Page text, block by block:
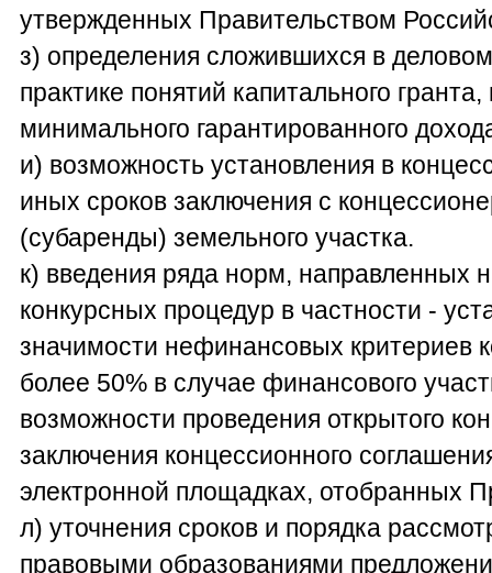
утвержденных Правительством
з) определения сложившихся в
практике понятий капитального
минимального гарантированного
и) возможность установления в
иных сроков заключения с
(субаренды) земельного участка.
к) введения ряда норм, направленных
конкурсных процедур в частности -
значимости нефинансовых критериев
более 50% в случае финансового
возможности проведения открытого
заключения концессионного
электронной площадках, отобранных
л) уточнения сроков и порядка
правовыми образованиями